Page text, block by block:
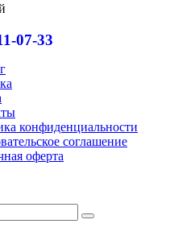
07-33
конфиденциальности
соглашение
оферта